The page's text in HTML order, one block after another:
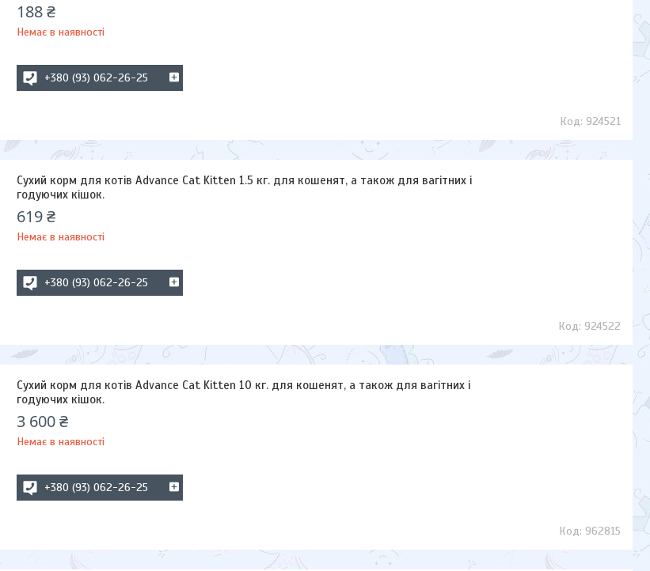
188 ₴
Немає в наявності
+380 (93) 062-26-25
924521
Сухий корм для котів Advance Cat Kitten 1.5 кг. для кошенят, а також для вагітних і
годуючих кішок.
619 ₴
Немає в наявності
+380 (93) 062-26-25
924522
Сухий корм для котів Advance Cat Kitten 10 кг. для кошенят, а також для вагітних і
годуючих кішок.
3 600 ₴
Немає в наявності
+380 (93) 062-26-25
962815